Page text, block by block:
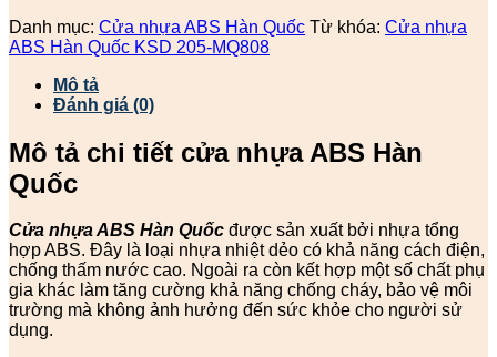
Danh mục: Cửa nhựa ABS Hàn Quốc Từ khóa: Cửa nhựa
ABS Hàn Quốc KSD 205-MQ808
Mô tả
Đánh giá (0)
Mô tả chi tiết cửa nhựa ABS Hàn
Quốc
Cửa nhựa ABS Hàn Quốc được sản xuất bởi nhựa tổng
hợp ABS. Đây là loại nhựa nhiệt dẻo có khả năng cách điện,
chống thấm nước cao. Ngoài ra còn kết hợp một số chất phụ
gia khác làm tăng cường khả năng chống cháy, bảo vệ môi
trường mà không ảnh hưởng đến sức khỏe cho người sử
dụng.